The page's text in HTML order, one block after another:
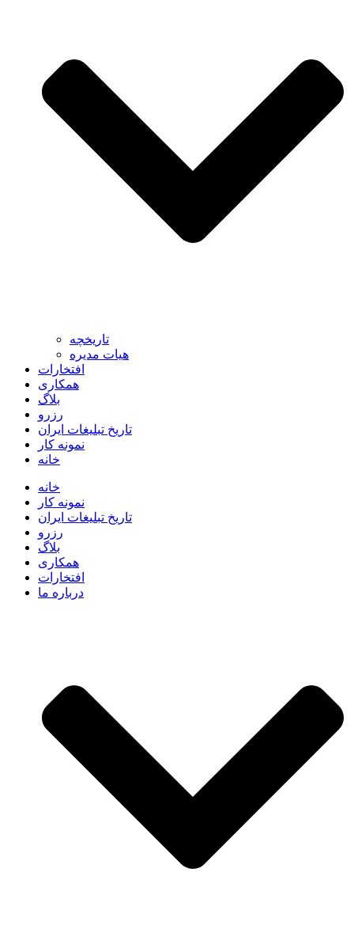
تاریخچه
هیات مدیره
افتخارات
همکاری
بلاگ
رزرو
تاریخ تبلیغات ایران
نمونه کار
خانه
خانه
نمونه کار
تاریخ تبلیغات ایران
رزرو
بلاگ
همکاری
افتخارات
درباره ما